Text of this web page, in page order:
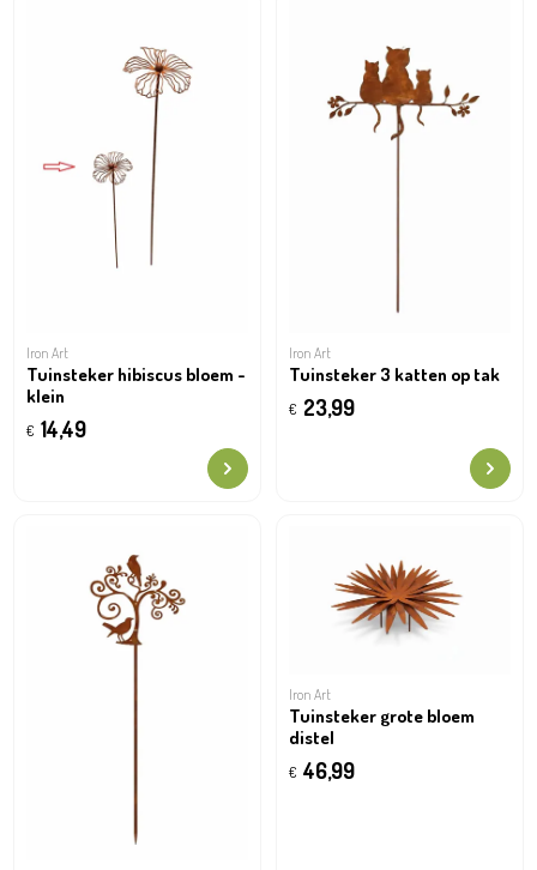
Iron Art
Tuinsteker hibiscus bloem -
klein
€ 14,49
Iron Art
Tuinsteker 3 katten op tak
€ 23,99
Iron Art
Tuinsteker grote bloem
distel
€ 46,99